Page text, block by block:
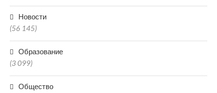
Новости
(56 145)
Образование
(3 099)
Общество